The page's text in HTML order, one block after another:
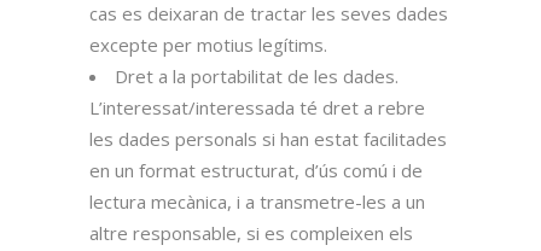
cas es deixaran de tractar les seves dades
excepte per motius legítims.
Dret a la portabilitat de les dades.
L’interessat/interessada té dret a rebre
les dades personals si han estat facilitades
en un format estructurat, d’ús comú i de
lectura mecànica, i a transmetre-les a un
altre responsable, si es compleixen els